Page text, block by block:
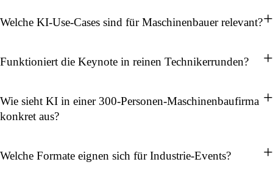
Welche KI-Use-Cases sind für Maschinenbauer relevant?
Funktioniert die Keynote in reinen Technikerrunden?
Wie sieht KI in einer 300-Personen-Maschinenbaufirma
konkret aus?
Welche Formate eignen sich für Industrie-Events?